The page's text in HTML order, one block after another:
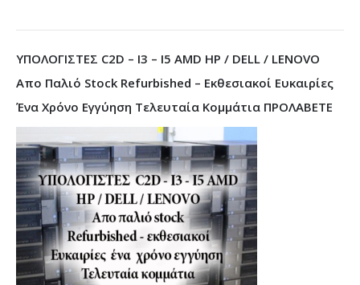
ΥΠΟΛΟΓΙΣΤΕΣ C2D – I3 – I5 AMD HP / DELL / LENOVO
Απο Παλιό Stock Refurbished – Εκθεσιακοί Ευκαιρίες
Ένα Χρόνο Εγγύηση Τελευταία Κομμάτια ΠΡΟΛΑΒΕΤΕ